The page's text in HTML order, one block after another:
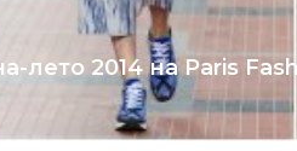
лето 2014 на Paris